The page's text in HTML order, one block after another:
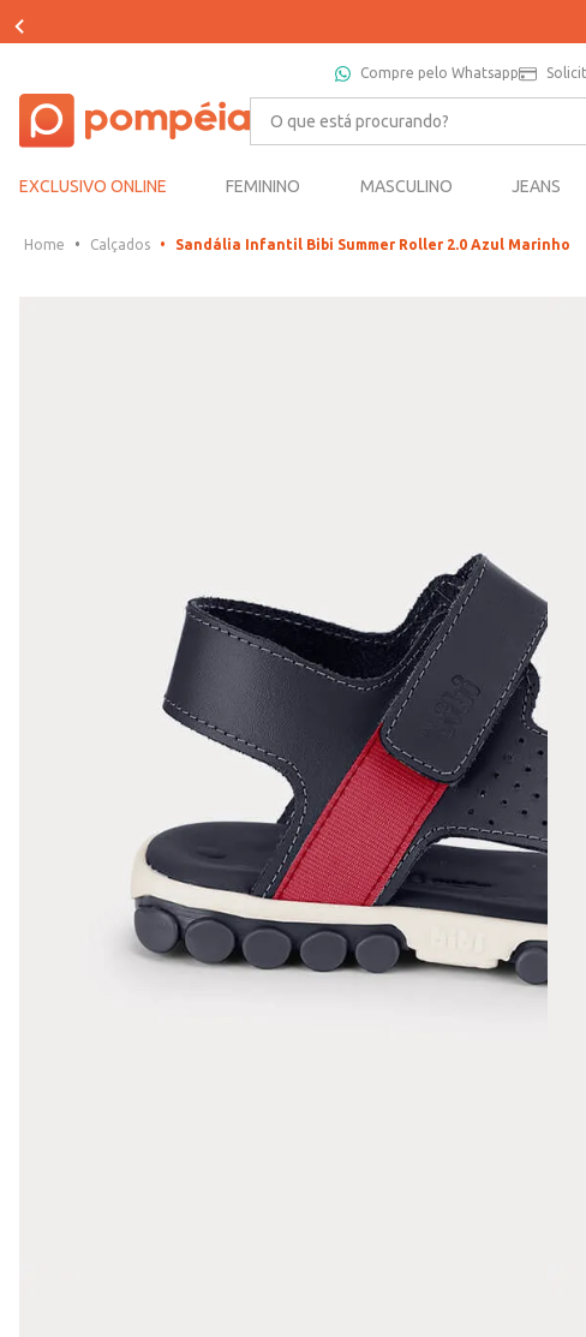
Compre pelo Whatsapp
O que está procurando?
EXCLUSIVO ONLINE FEMININO MASCULINO JEANS
Calçados Sandália Infantil Bibi Summer Roller 2.0 Azul Marinho